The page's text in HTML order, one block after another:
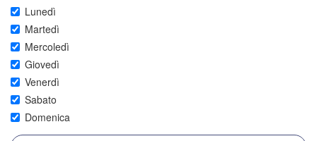
Lunedì
Martedì
Mercoledì
Giovedì
Venerdì
Sabato
Domenica